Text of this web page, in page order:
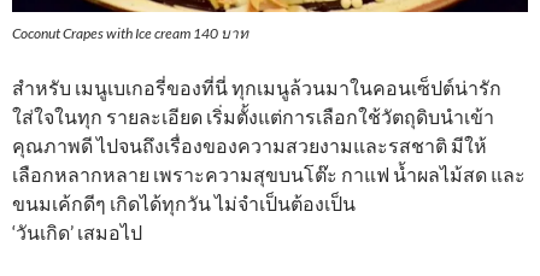
Coconut Crapes with Ice cream 140 บาท
สำหรับ เมนูเบเกอรี่ของที่นี่ ทุกเมนูล้วนมาในคอนเซ็ปต์น่ารัก
ใส่ใจในทุก รายละเอียด เริ่มตั้งแต่การเลือกใช้วัตถุดิบนำเข้า
คุณภาพดี ไปจนถึงเรื่องของความสวยงามและรสชาติ มีให้
เลือกหลากหลาย เพราะความสุขบนโต๊ะ กาแฟ น้ำผลไม้สด และ
ขนมเค้กดีๆ เกิดได้ทุกวัน ไม่จำเป็นต้องเป็น
‘วันเกิด’ เสมอไป